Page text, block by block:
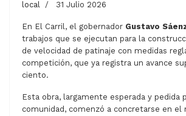
local 31 Julio 2026
En El Carril, el gobernador Gustavo
trabajos que se ejecutan para la
de velocidad de patinaje con medidas
competición, que ya registra un avance
ciento.
Esta obra, largamente esperada y pedida
comunidad, comenzó a concretarse en el